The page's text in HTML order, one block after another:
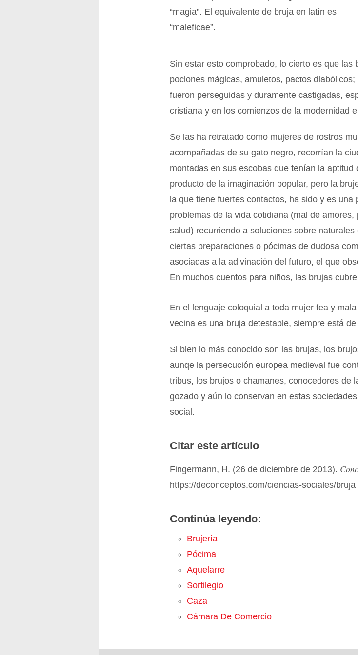
“magia”. El equivalente de bruja en latín es
“maleficae”.
Sin estar esto comprobado, lo cierto es que las
pociones mágicas, amuletos, pactos
fueron perseguidas y duramente castigadas,
cristiana y en los comienzos de la modernidad
Se las ha retratado como mujeres de rostros
acompañadas de su gato negro, recorrían la
montadas en sus escobas que tenían la aptitud
producto de la imaginación popular, pero la
la que tiene fuertes contactos, ha sido y es
problemas de la vida cotidiana (mal de
salud) recurriendo a soluciones sobre
ciertas preparaciones o pócimas de dudosa
asociadas a la adivinación del futuro, el que
En muchos cuentos para niños, las brujas
En el lenguaje coloquial a toda mujer fea y
vecina es una bruja detestable, siempre está
Si bien lo más conocido son las brujas, los
aunqe la persecución europea medieval fue
tribus, los brujos o chamanes, conocedores de
gozado y aún lo conservan en estas
social.
Citar este artículo
Fingermann, H. (26 de diciembre de 2013).
https://deconceptos.com/ciencias-sociales/bruja
Continúa leyendo:
Brujería
Pócima
Aquelarre
Sortilegio
Caza
Cámara De Comercio